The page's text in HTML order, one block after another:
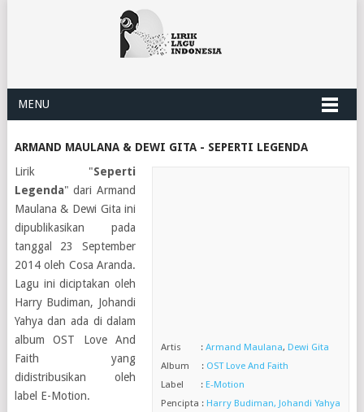
MENU
ARMAND MAULANA & DEWI GITA - SEPERTI LEGENDA
Artis :Armand Maulana,Dewi Gita
Album : OST Love And Faith
Label :E-Motion
Pencipta :Harry Budiman, Johandi Yahya
Lirik "Seperti
Legenda" dari Armand
Maulana & Dewi Gita ini
dipublikasikan pada
tanggal 23 September
2014 oleh Cosa Aranda.
Lagu ini diciptakan oleh
Harry Budiman, Johandi
Yahya dan ada di dalam
album OST Love And
Faith yang
didistribusikan oleh
label E-Motion.